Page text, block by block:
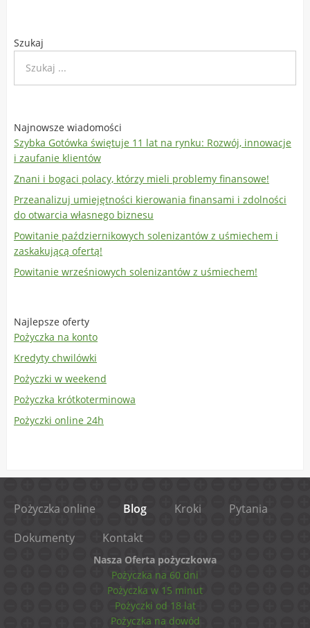
Szukaj
Najnowsze wiadomości
Szybka Gotówka świętuje 11 lat na rynku: Rozwój, innowacje
i zaufanie klientów
Znani i bogaci polacy, którzy mieli problemy finansowe!
Przeanalizuj umiejętności kierowania finansami i zdolności
do otwarcia własnego biznesu
Powitanie październikowych solenizantów z uśmiechem i
zaskakującą ofertą!
Powitanie wrześniowych solenizantów z uśmiechem!
Najlepsze oferty
Pożyczka na konto
Kredyty chwilówki
Pożyczki w weekend
Pożyczka krótkoterminowa
Pożyczki online 24h
Pożyczka online Blog Kroki
Pytania
Dokumenty
Kontakt
Nasza Oferta pożyczkowa
Pożyczka na 60 dni
Pożyczka w 15 minut
Pożyczki od 18 lat
Pożyczka na dowód